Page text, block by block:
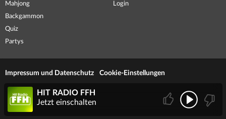
Mahjong
Backgammon
Quiz
Partys
Login
Impressum und Datenschutz Cookie-Einstellungen
HIT RADIO FFH
Jetzt einschalten